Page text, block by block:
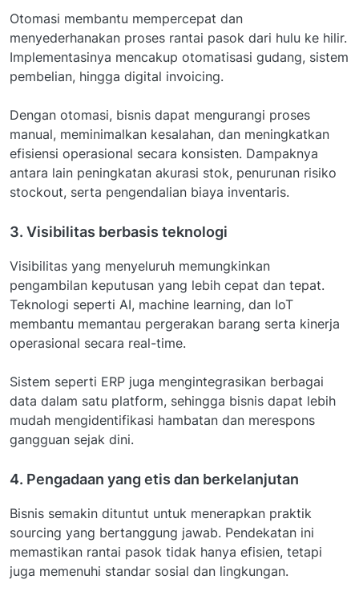
Otomasi membantu mempercepat dan
menyederhanakan proses rantai pasok dari hulu ke hilir.
Implementasinya mencakup otomatisasi gudang, sistem
pembelian, hingga digital invoicing.
Dengan otomasi, bisnis dapat mengurangi proses
manual, meminimalkan kesalahan, dan meningkatkan
efisiensi operasional secara konsisten. Dampaknya
antara lain peningkatan akurasi stok, penurunan risiko
stockout, serta pengendalian biaya inventaris.
3. Visibilitas berbasis teknologi
Visibilitas yang menyeluruh memungkinkan
pengambilan keputusan yang lebih cepat dan tepat.
Teknologi seperti AI, machine learning, dan IoT
membantu memantau pergerakan barang serta kinerja
operasional secara real-time.
Sistem seperti ERP juga mengintegrasikan berbagai
data dalam satu platform, sehingga bisnis dapat lebih
mudah mengidentifikasi hambatan dan merespons
gangguan sejak dini.
4. Pengadaan yang etis dan berkelanjutan
Bisnis semakin dituntut untuk menerapkan praktik
sourcing yang bertanggung jawab. Pendekatan ini
memastikan rantai pasok tidak hanya efisien, tetapi
juga memenuhi standar sosial dan lingkungan.